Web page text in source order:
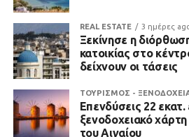
REAL ESTATE 3 ημέρες
Ξεκίνησε η
κατοικίας στο
δείχνουν οι τάσεις
ΤΟΥΡΙΣΜΟΣ -
Επενδύσεις 22
ξενοδοχειακό
του Αιγαίου